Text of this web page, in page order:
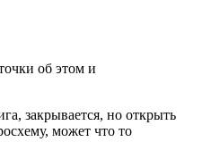
об этом и
закрывается, но открыть
может что то